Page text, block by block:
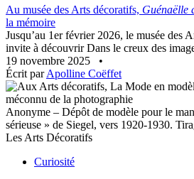
Au musée des Arts décoratifs, Guénaëlle
la mémoire
Jusqu’au 1er février 2026, le musée des
invite à découvrir Dans le creux des
19 novembre 2025
•
Écrit parApolline Coëffet
Anonyme – Dépôt de modèle pour le
sérieuse » de Siegel, vers 1920-1930.
Les Arts Décoratifs
Curiosité